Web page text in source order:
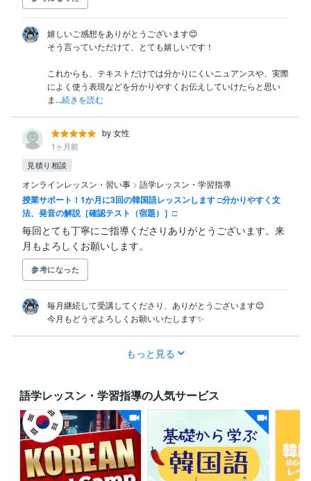
嬉しいご感想をありがとうございます😊
そう言っていただけて、とても嬉しいです！
これからも、テキストだけでは分かりにくいニュアンスや、実際
によく使う表現などを分かりやすくお伝えしていけたらと思い
ま...続きを読む
by 女性
1ヶ月前
見積り相談
オンラインレッスン・習い事 > 語学レッスン・学習指導
授業サポート！1か月に3回の韓国語レッスンします □分かりやすく文
法、発音の解説［確認テスト（宿題）］□
毎回とても丁寧にご指導くださりありがとうございます。来
月もよろしくお願いします。
参考になった
毎月継続して受講してくださり、ありがとうございます😊
今月もどうぞよろしくお願いいたします✨
もっと見る
語学レッスン・学習指導の人気サービス